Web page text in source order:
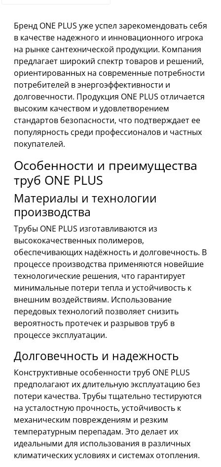
Бренд ONE PLUS уже успел зарекомендовать себя
в качестве надежного и инновационного игрока
на рынке сантехнической продукции. Компания
предлагает широкий спектр товаров и решений,
ориентированных на современные потребности
потребителей в энергоэффективности и
долговечности. Продукция ONE PLUS отличается
высоким качеством и удовлетворением
стандартов безопасности, что подтверждает ее
популярность среди профессионалов и частных
покупателей.
Особенности и преимущества
труб ONE PLUS
Материалы и технологии
производства
Трубы ONE PLUS изготавливаются из
высококачественных полимеров,
обеспечивающих надёжность и долговечность. В
процессе производства применяются новейшие
технологические решения, что гарантирует
минимальные потери тепла и устойчивость к
внешним воздействиям. Использование
передовых технологий позволяет снизить
вероятность протечек и разрывов труб в
процессе эксплуатации.
Долговечность и надежность
Конструктивные особенности труб ONE PLUS
предполагают их длительную эксплуатацию без
потери качества. Трубы тщательно тестируются
на усталостную прочность, устойчивость к
механическим повреждениям и резким
температурным перепадам. Это делает их
идеальными для использования в различных
климатических условиях и системах отопления.